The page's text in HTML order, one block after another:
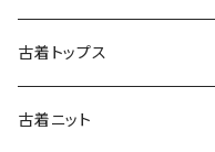
古着半袖ワンピース
古着ノースリーブワンピース
古着長袖シャツ・ブラウス
古着半袖シャツ・ブラウス
古着トップス
古着スウェット&パーカー
古着ニット